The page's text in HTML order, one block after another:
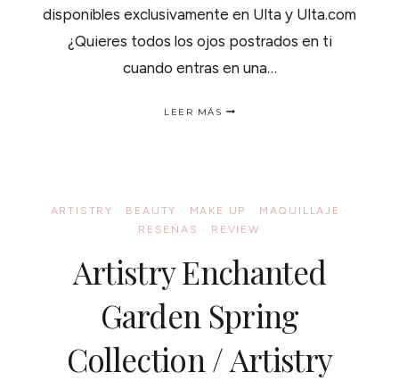
disponibles exclusivamente en Ulta y Ulta.com
¿Quieres todos los ojos postrados en ti
cuando entras en una…
LEER MÁS
MAQUILLAJES
MODELS
ARTISTRY · BEAUTY · MAKE UP · MAQUILLAJE
·
RESEÑAS · REVIEW
Artistry Enchanted
Garden Spring
Collection / Artistry